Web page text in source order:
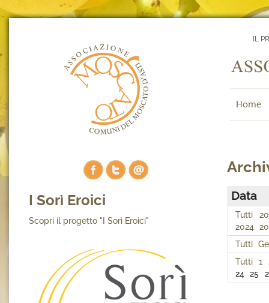
IL
Home
I Sorì Eroici
Scopri il progetto "I Sorì Eroici"
Data
Tutti
2024
Tutti
Tutti
1
24
25